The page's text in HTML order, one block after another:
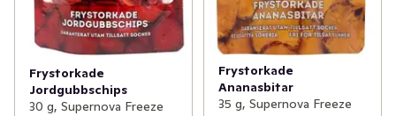
Frystorkade
Jordgubbschips
30 g, Supernova Freeze
Frystorkade
Ananasbitar
35 g, Supernova Freeze